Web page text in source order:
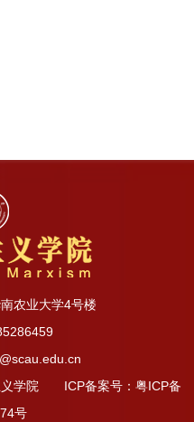
农业大学4号楼
义学院 ICP备案号：粤ICP备
号